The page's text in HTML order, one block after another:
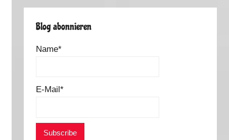
Blog abonnieren
Name*
E-Mail*